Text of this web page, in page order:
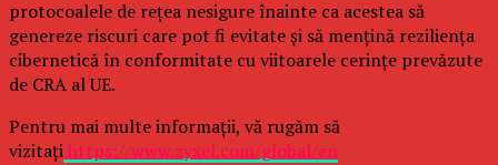
protocoalele de rețea nesigure înainte ca acestea să
genereze riscuri care pot fi evitate și să mențină reziliența
cibernetică în conformitate cu viitoarele cerințe prevăzute
de CRA al UE.
Pentru mai multe informații, vă rugăm să
vizitațihttps://www.zyxel.com/global/en